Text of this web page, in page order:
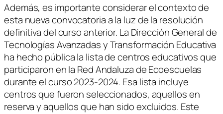
Además, es importante considerar el contexto de
esta nueva convocatoria a la luz de la resolución
definitiva del curso anterior. La Dirección General de
Tecnologías Avanzadas y Transformación Educativa
ha hecho pública la lista de centros educativos que
participaron en la Red Andaluza de Ecoescuelas
durante el curso 2023-2024. Esa lista incluye
centros que fueron seleccionados, aquellos en
reserva y aquellos que han sido excluidos. Este